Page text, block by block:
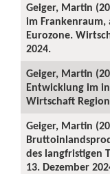
Geiger, Martin
im
Eurozone.
2024.
Geiger, Martin
Entwicklung im
Wirtschaft
Geiger, Martin
des langfristigen
13. Dezember